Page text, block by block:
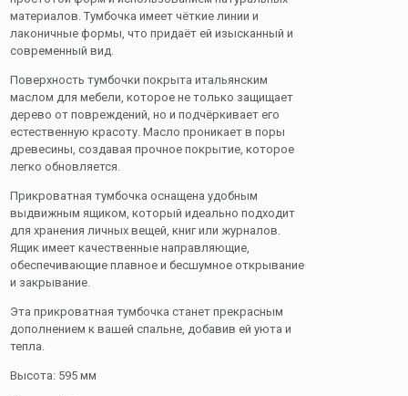
материалов. Тумбочка имеет чёткие линии и
лаконичные формы, что придаёт ей изысканный и
современный вид.
Поверхность тумбочки покрыта итальянским
маслом для мебели, которое не только защищает
дерево от повреждений, но и подчёркивает его
естественную красоту. Масло проникает в поры
древесины, создавая прочное покрытие, которое
легко обновляется.
Прикроватная тумбочка оснащена удобным
выдвижным ящиком, который идеально подходит
для хранения личных вещей, книг или журналов.
Ящик имеет качественные направляющие,
обеспечивающие плавное и бесшумное открывание
и закрывание.
Эта прикроватная тумбочка станет прекрасным
дополнением к вашей спальне, добавив ей уюта и
тепла.
Высота: 595 мм